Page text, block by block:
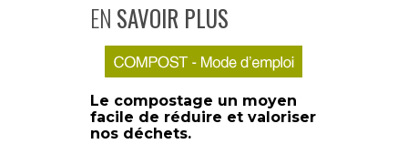
EN SAVOIR PLUS
Le compostage un moyen
facile de réduire et valoriser
nos déchets.